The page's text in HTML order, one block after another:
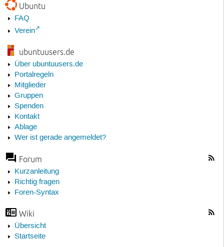
Ubuntu
FAQ
Verein
ubuntuusers.de
Über ubuntuusers.de
Portalregeln
Mitglieder
Gruppen
Spenden
Kontakt
Ablage
Wer ist gerade angemeldet?
Forum
Kurzanleitung
Richtig fragen
Foren-Syntax
Wiki
Übersicht
Startseite